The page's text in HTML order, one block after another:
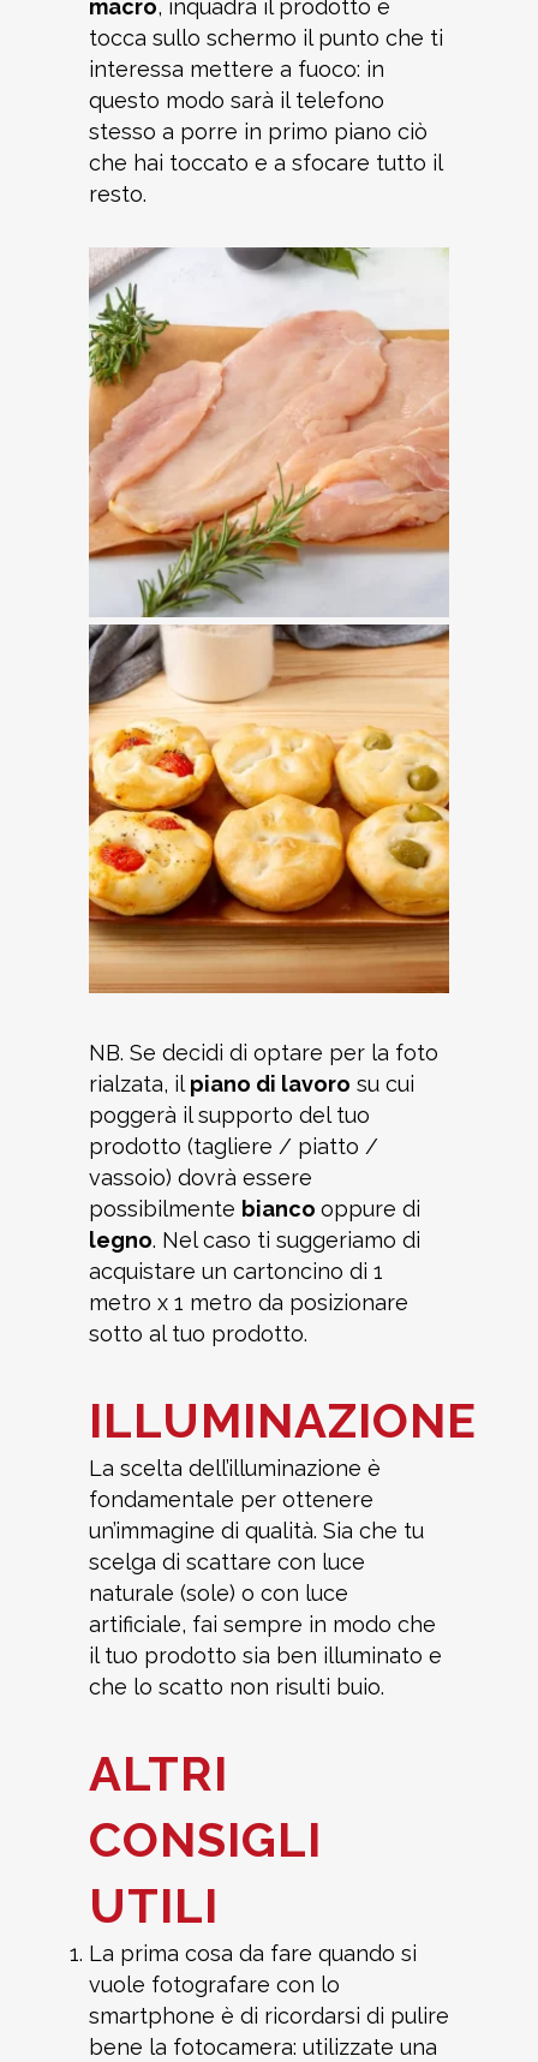
macro, inquadra il prodotto e
tocca sullo schermo il punto che ti
interessa mettere a fuoco: in
questo modo sarà il telefono
stesso a porre in primo piano ciò
che hai toccato e a sfocare tutto il
resto.
NB. Se decidi di optare per la foto
rialzata, ilpiano di lavoro su cui
poggerà il supporto del tuo
prodotto (tagliere / piatto /
vassoio) dovrà essere
possibilmente bianco oppure di
legno. Nel caso ti suggeriamo di
acquistare un cartoncino di 1
metro x 1 metro da posizionare
sotto al tuo prodotto.
ILLUMINAZIONE
La scelta dell’illuminazione è
fondamentale per ottenere
un’immagine di qualità. Sia che tu
scelga di scattare con luce
naturale (sole) o con luce
artificiale, fai sempre in modo che
il tuo prodotto sia ben illuminato e
che lo scatto non risulti buio.
ALTRI
CONSIGLI
UTILI
La prima cosa da fare quando si
vuole fotografare con lo
smartphone è di ricordarsi di pulire
bene la fotocamera: utilizzate una